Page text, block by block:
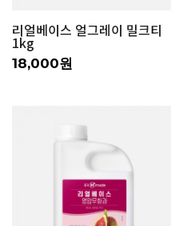
리얼베이스 얼그레이 밀크티
1kg
18,000원